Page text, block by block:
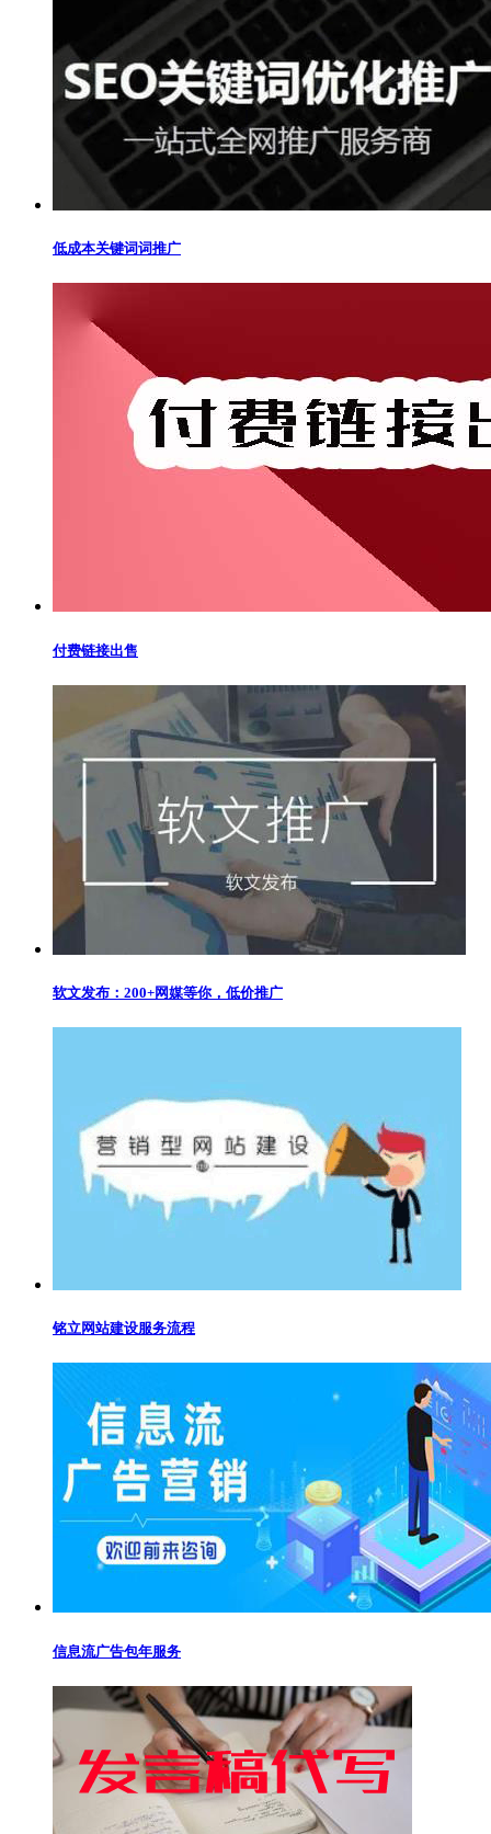
低成本关键词词推广
付费链接出售
软文发布：200+网媒等你，低价推广
铭立网站建设服务流程
信息流广告包年服务